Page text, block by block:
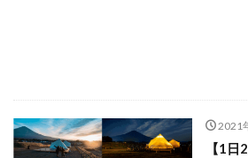
2021
【1